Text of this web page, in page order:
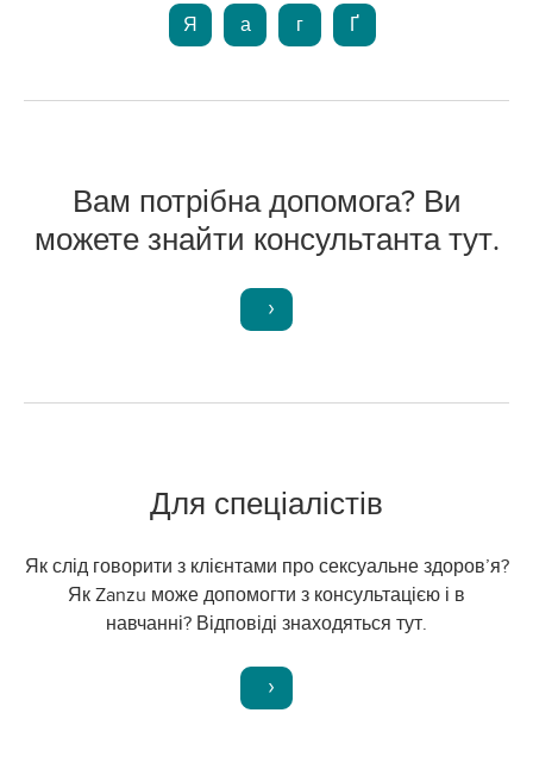
Я а г Ґ
Вам потрібна допомога? Ви
можете знайти консультанта тут.
Для спеціалістів
Як слід говорити з клієнтами про сексуальне здоров’я?
Як Zanzu може допомогти з консультацією і в
навчанні? Відповіді знаходяться тут.